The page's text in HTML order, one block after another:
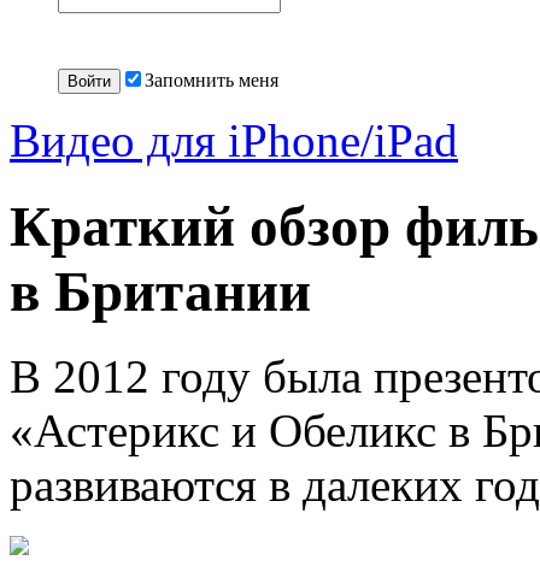
Запомнить меня
Видео для iPhone/iPad
Краткий обзор
в Британии
В 2012 году была
«Астерикс и Обеликс в
развиваются в далеких